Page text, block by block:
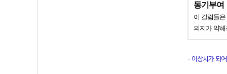
동기부여
이 칼럼들
의지가 약
- 이상치가 되